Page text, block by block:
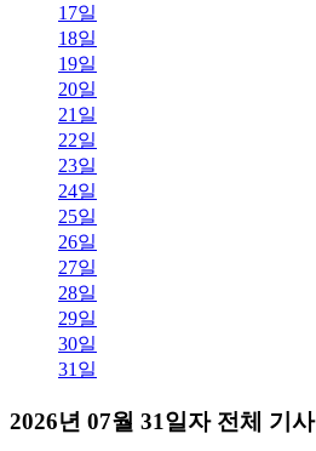
17일
18일
19일
20일
21일
22일
23일
24일
25일
26일
27일
28일
29일
30일
31일
2026년 07월 31일자 전체 기사